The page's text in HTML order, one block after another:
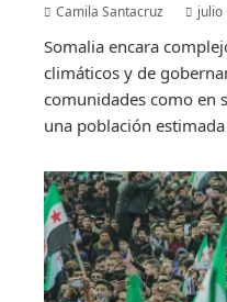
Camila Santacruz julio
Somalia encara
climáticos y de
comunidades como en
una población